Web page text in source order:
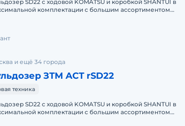
SD22 с ходовой KOMATSU и коробкой SHANTUI в
комплектации с большим ассортиментом
и ещё 34 города
ЗТМ АСТ rSD22
техника
SD22 с ходовой KOMATSU и коробкой SHANTUI в
комплектации с большим ассортиментом